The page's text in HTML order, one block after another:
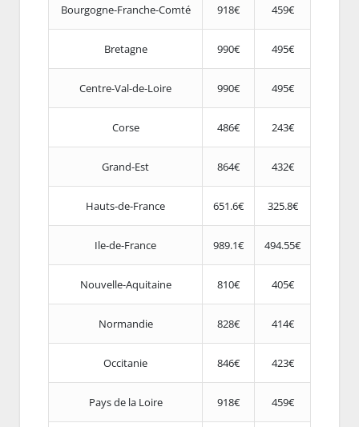
Bourgogne-Franche-Comté 918€ 459€
Bretagne 990€ 495€
Centre-Val-de-Loire 990€ 495€
Corse 486€ 243€
Grand-Est 864€ 432€
Hauts-de-France 651.6€ 325.8€
Ile-de-France 989.1€ 494.55€
Nouvelle-Aquitaine 810€ 405€
Normandie 828€ 414€
Occitanie 846€ 423€
Pays de la Loire 918€ 459€